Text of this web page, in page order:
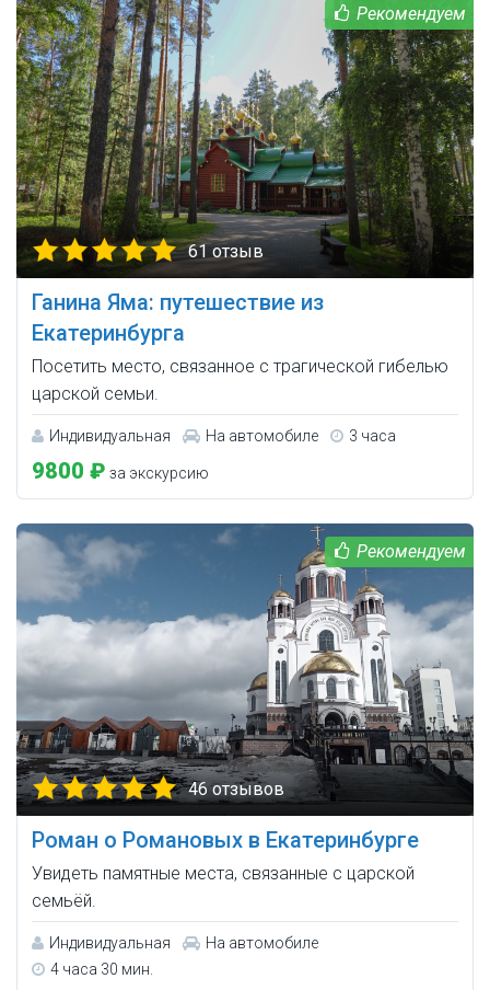
61 отзыв
Ганина Яма: путешествие из
Екатеринбурга
Посетить место, связанное с трагической гибелью
царской семьи.
Индивидуальная На автомобиле 3 часа
9800 ₽ за экскурсию
46 отзывов
Роман о Романовых в Екатеринбурге
Увидеть памятные места, связанные с царской
семьёй.
Индивидуальная
На автомобиле
4 часа 30 мин.